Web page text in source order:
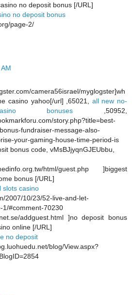
no deposit bonus [/URL]
no deposit bonus
page-2/
camera56israel/myglogster]wh
casino yahoo[/url] ,65021, all new no-
bonuses ,50952,
story.php?title=best-
fundraiser-message-also-
your-gaming-house-time-period-is
bonus code, vMsBJjyqnGJEUbbu,
html/guest.php ]biggest
bonus [/URL]
slots casino
2007/10/23/52-live-and-let-
1/#comment-70230
addguest.html ]no deposit bonus
online [/URL]
no deposit
blog/View.aspx?